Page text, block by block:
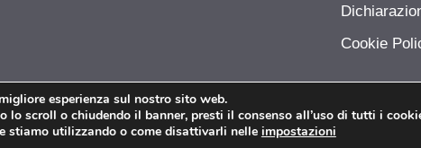
Cookie
Pollicegreen.com © 2026. All right
esperienza sul nostro sito web.
lo scroll o chiudendo il banner, presti il consenso all’uso di tutti i
stiamo utilizzando o come disattivarli nelle impostazioni